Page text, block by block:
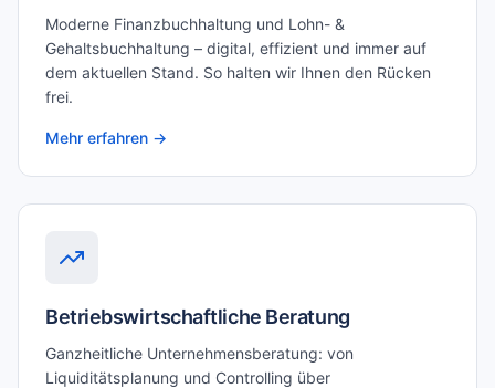
Moderne Finanzbuchhaltung und Lohn- &
Gehaltsbuchhaltung – digital, effizient und immer auf
dem aktuellen Stand. So halten wir Ihnen den Rücken
frei.
Mehr erfahren →
Betriebswirtschaftliche Beratung
Ganzheitliche Unternehmensberatung: von
Liquiditätsplanung und Controlling über